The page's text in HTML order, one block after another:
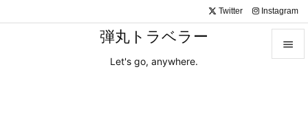
弾丸トラベラー
Let's go, anywhere.

Twitter Instagram